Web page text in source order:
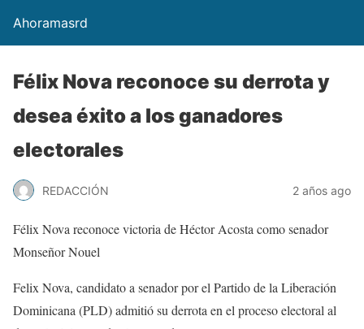
Ahoramasrd
Félix Nova reconoce su derrota y
desea éxito a los ganadores
electorales
REDACCIÓN 2 años ago
Félix Nova reconoce victoria de Héctor Acosta como senador
Monseñor Nouel
Felix Nova, candidato a senador por el Partido de la Liberación
Dominicana (PLD) admitió su derrota en el proceso electoral al